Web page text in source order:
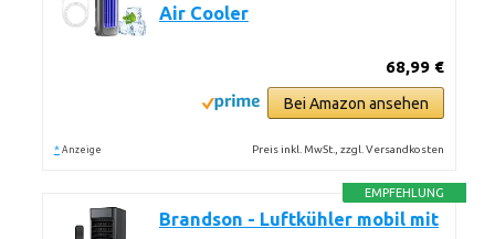
Air Cooler
68,99 €
Bei Amazon ansehen
* Anzeige Preis inkl. MwSt., zzgl. Versandkosten
EMPFEHLUNG
Brandson - Luftkühler mobil mit